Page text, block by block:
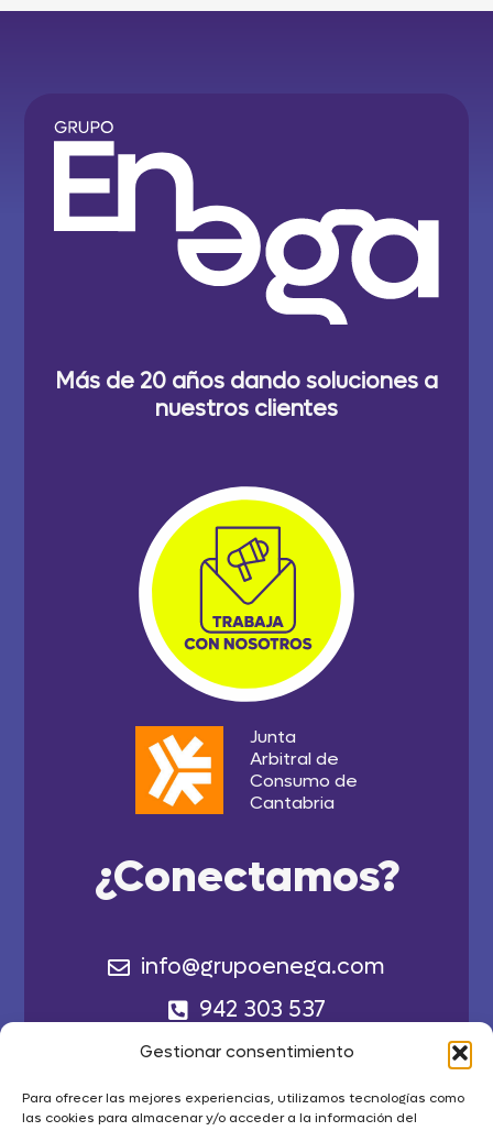
Gestionar consentimiento
Para ofrecer las mejores experiencias, utilizamos tecnologías como
las cookies para almacenar y/o acceder a la información del
¿Conectamos?
info@grupoenega.com
942 303 537
Calle Floranes Nº 21,
Cantabria
Junta
Arbitral de
Consumo de
Cantabria
Más de 20 años dando soluciones a
nuestros clientes